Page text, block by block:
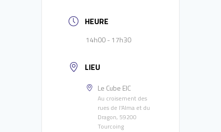
HEURE
14h00 - 17h30
LIEU
Le Cube EIC
Au croisement des
rues de l'Alma et du
Dragon, 59200
Tourcoing